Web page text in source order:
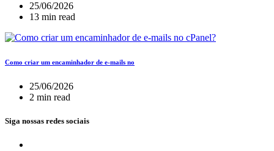
25/06/2026
13 min read
Como criar um encaminhador de e-mails no
25/06/2026
2 min read
Siga nossas redes sociais